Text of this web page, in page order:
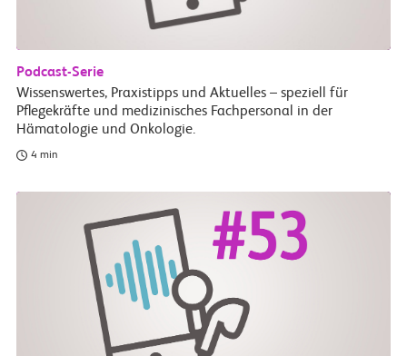
Podcast-Serie
Wissenswertes, Praxistipps und Aktuelles – speziell für
Pflegekräfte und medizinisches Fachpersonal in der
Hämatologie und Onkologie.
4 min